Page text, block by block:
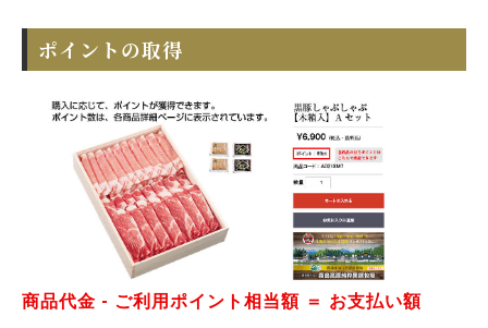
ポイントの取得
商品代金 - ご利用ポイント相当額 ＝ お支払い額